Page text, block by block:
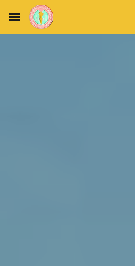
Skip to main content